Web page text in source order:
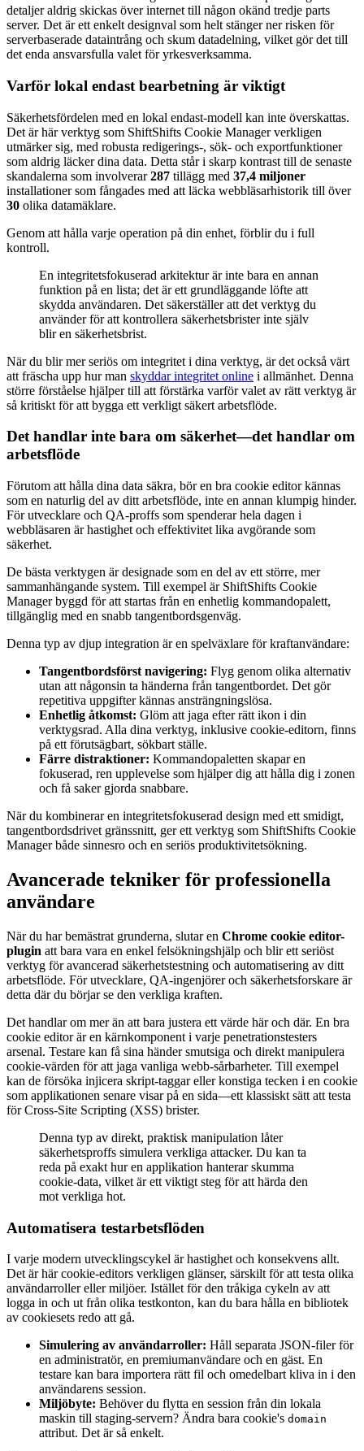
detaljer aldrig skickas över internet till någon okänd tredje parts
server. Det är ett enkelt designval som helt stänger ner risken för
serverbaserade dataintrång och skum datadelning, vilket gör det till
det enda ansvarsfulla valet för yrkesverksamma.
Varför lokal endast bearbetning är viktigt
Säkerhetsfördelen med en lokal endast-modell kan inte överskattas.
Det är här verktyg som ShiftShifts Cookie Manager verkligen
utmärker sig, med robusta redigerings-, sök- och exportfunktioner
som aldrig läcker dina data. Detta står i skarp kontrast till de senaste
skandalerna som involverar287 tillägg med 37,4 miljoner
installationer som fångades med att läcka webbläsarhistorik till över
30 olika datamäklare.
Genom att hålla varje operation på din enhet, förblir du i full
kontroll.
En integritetsfokuserad arkitektur är inte bara en annan
funktion på en lista; det är ett grundläggande löfte att
skydda användaren. Det säkerställer att det verktyg du
använder för att kontrollera säkerhetsbrister inte själv
blir en säkerhetsbrist.
När du blir mer seriös om integritet i dina verktyg, är det också värt
att fräscha upp hur man skyddar integritet online i allmänhet. Denna
större förståelse hjälper till att förstärka varför valet av rätt verktyg är
så kritiskt för att bygga ett verkligt säkert arbetsflöde.
Det handlar inte bara om säkerhet—det handlar om
arbetsflöde
Förutom att hålla dina data säkra, bör en bra cookie editor kännas
som en naturlig del av ditt arbetsflöde, inte en annan klumpig hinder.
För utvecklare och QA-proffs som spenderar hela dagen i
webbläsaren är hastighet och effektivitet lika avgörande som
säkerhet.
De bästa verktygen är designade som en del av ett större, mer
sammanhängande system. Till exempel är ShiftShifts Cookie
Manager byggd för att startas från en enhetlig kommandopalett,
tillgänglig med en snabb tangentbordsgenväg.
Denna typ av djup integration är en spelväxlare för kraftanvändare:
Tangentbordsförst navigering: Flyg genom olika alternativ
utan att någonsin ta händerna från tangentbordet. Det gör
repetitiva uppgifter kännas ansträngningslösa.
Enhetlig åtkomst: Glöm att jaga efter rätt ikon i din
verktygsrad. Alla dina verktyg, inklusive cookie-editorn, finns
på ett förutsägbart, sökbart ställe.
Färre distraktioner: Kommandopaletten skapar en
fokuserad, ren upplevelse som hjälper dig att hålla dig i zonen
och få saker gjorda snabbare.
När du kombinerar en integritetsfokuserad design med ett smidigt,
tangentbordsdrivet gränssnitt, ger ett verktyg som ShiftShifts Cookie
Manager både sinnesro och en seriös produktivitetsökning.
Avancerade tekniker för professionella
användare
När du har bemästrat grunderna, slutar en Chrome cookie editor-
plugin att bara vara en enkel felsökningshjälp och blir ett seriöst
verktyg för avancerad säkerhetstestning och automatisering av ditt
arbetsflöde. För utvecklare, QA-ingenjörer och säkerhetsforskare är
detta där du börjar se den verkliga kraften.
Det handlar om mer än att bara justera ett värde här och där. En bra
cookie editor är en kärnkomponent i varje penetrationstesters
arsenal. Testare kan få sina händer smutsiga och direkt manipulera
cookie-värden för att jaga vanliga webb-sårbarheter. Till exempel
kan de försöka injicera skript-taggar eller konstiga tecken i en cookie
som applikationen senare visar på en sida—ett klassiskt sätt att testa
för Cross-Site Scripting (XSS) brister.
Denna typ av direkt, praktisk manipulation låter
säkerhetsproffs simulera verkliga attacker. Du kan ta
reda på exakt hur en applikation hanterar skumma
cookie-data, vilket är ett viktigt steg för att härda den
mot verkliga hot.
Automatisera testarbetsflöden
I varje modern utvecklingscykel är hastighet och konsekvens allt.
Det är här cookie-editors verkligen glänser, särskilt för att testa olika
användarroller eller miljöer. Istället för den tråkiga cykeln av att
logga in och ut från olika testkonton, kan du bara hålla en bibliotek
av cookiesets redo att gå.
Simulering av användarroller: Håll separata JSON-filer för
en administratör, en premiumanvändare och en gäst. En
testare kan bara importera rätt fil och omedelbart kliva in i den
användarens session.
Miljöbyte: Behöver du flytta en session från din lokala
maskin till staging-servern? Ändra bara cookie's domain
attribut. Det är så enkelt.